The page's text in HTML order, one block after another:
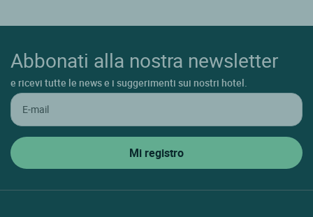
Abbonati alla nostra newsletter
e ricevi tutte le news e i suggerimenti sui nostri hotel.